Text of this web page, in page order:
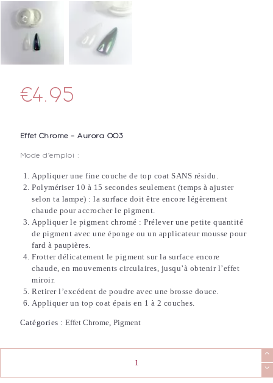
€4.95
Effet Chrome – Aurora 003
Mode d’emploi :
Appliquer une fine couche de top coat SANS résidu.
Polymériser 10 à 15 secondes seulement (temps à ajuster
selon ta lampe) : la surface doit être encore légèrement
chaude pour accrocher le pigment.
Appliquer le pigment chromé : Prélever une petite quantité
de pigment avec une éponge ou un applicateur mousse pour
fard à paupières.
Frotter délicatement le pigment sur la surface encore
chaude, en mouvements circulaires, jusqu’à obtenir l’effet
miroir.
Retirer l’excédent de poudre avec une brosse douce.
Appliquer un top coat épais en 1 à 2 couches.
Catégories : Effet Chrome, Pigment
Effet